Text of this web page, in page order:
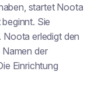
startet Noota
Sie
erledigt den
der
Einrichtung